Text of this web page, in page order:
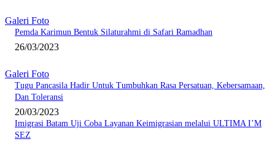
Galeri Foto
Pemda Karimun Bentuk Silaturahmi di Safari Ramadhan
26/03/2023
Galeri Foto
Tugu Pancasila Hadir Untuk Tumbuhkan Rasa Persatuan, Kebersamaan,
Dan Toleransi
20/03/2023
Imigrasi Batam Uji Coba Layanan Keimigrasian melalui ULTIMA I’M
SEZ